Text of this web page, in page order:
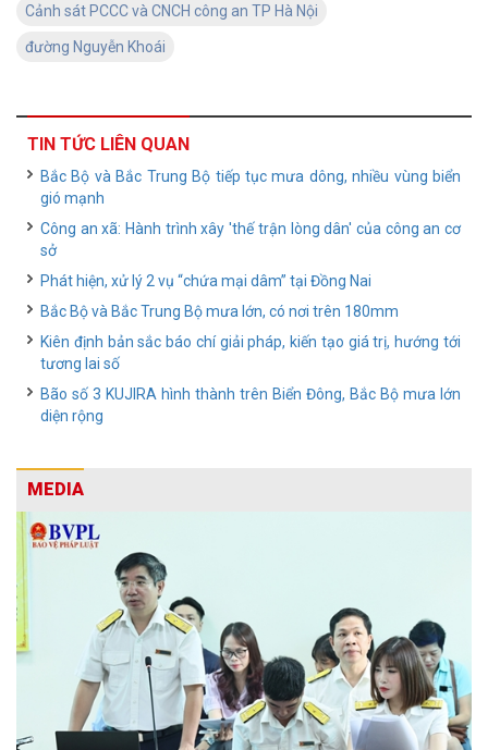
Cảnh sát PCCC và CNCH công an TP Hà Nội
đường Nguyễn Khoái
TIN TỨC LIÊN QUAN
Bắc Bộ và Bắc Trung Bộ tiếp tục mưa dông, nhiều vùng biển
gió mạnh
Công an xã: Hành trình xây 'thế trận lòng dân' của công an cơ
sở
Phát hiện, xử lý 2 vụ “chứa mại dâm” tại Đồng Nai
Bắc Bộ và Bắc Trung Bộ mưa lớn, có nơi trên 180mm
Kiên định bản sắc báo chí giải pháp, kiến tạo giá trị, hướng tới
tương lai số
Bão số 3 KUJIRA hình thành trên Biển Đông, Bắc Bộ mưa lớn
diện rộng
MEDIA